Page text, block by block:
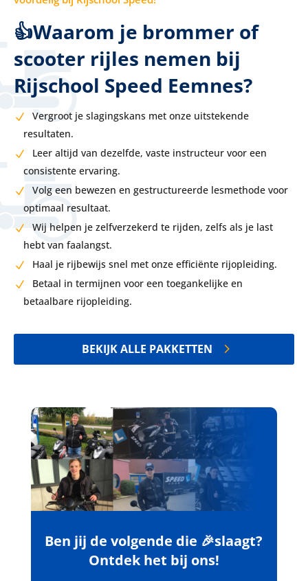
👍Waarom je brommer of
scooter rijles nemen bij
Rijschool Speed Eemnes?
Vergroot je slagingskans met onze uitstekende
resultaten.
Leer altijd van dezelfde, vaste instructeur voor een
consistente ervaring.
Volg een bewezen en gestructureerde lesmethode voor
optimaal resultaat.
Wij helpen je zelfverzekerd te rijden, zelfs als je last
hebt van faalangst.
Haal je rijbewijs snel met onze efficiënte rijopleiding.
Betaal in termijnen voor een toegankelijke en
betaalbare rijopleiding.
BEKIJK ALLE PAKKETTEN
Ben jij de volgende die 🎉slaagt?
Ontdek het bij ons!